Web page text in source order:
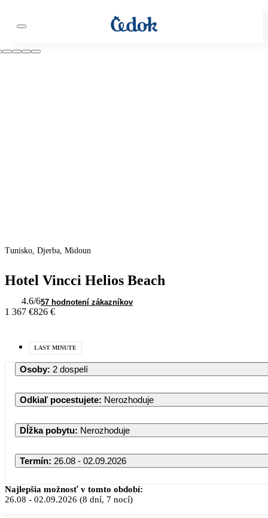
Tunisko, Djerba, Midoun
Hotel Vincci Helios Beach
4.6/657 hodnotení zákazníkov
1 367 €826 €
LAST MINUTE
Osoby: 2 dospelí
Odkiaľ pocestujete: Nerozhoduje
Dĺžka pobytu: Nerozhoduje
Termín: 26.08 - 02.09.2026
Najlepšia možnosť v tomto období:
26.08 - 02.09.2026 (8 dní, 7 nocí)